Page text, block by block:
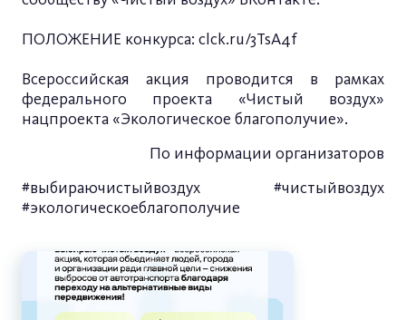
ПОЛОЖЕНИЕ конкурса: clck.ru/3TsA4f
Всероссийская акция проводится в рамках
федерального проекта «Чистый воздух»
нацпроекта «Экологическое благополучие».
По информации организаторов
#выбираючистыйвоздух #чистыйвоздух
#экологическоеблагополучие